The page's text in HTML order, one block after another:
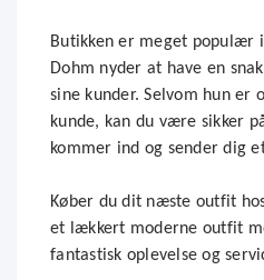
Butikken er meget populær
Dohm nyder at have en
sine kunder. Selvom hun er
kunde, kan du være sikker
kommer ind og sender dig
Køber du dit næste outfit
et lækkert moderne outfit
fantastisk oplevelse og